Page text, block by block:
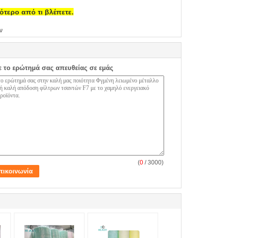
από τι βλέπετε.
το ερώτημά σας απευθείας σε εμάς
(0 / 3000)